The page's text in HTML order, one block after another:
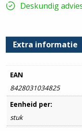
Deskundig
Extra informatie
EAN
8428031034825
Eenheid per:
stuk